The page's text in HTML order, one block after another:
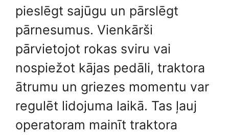
pieslēgt sajūgu un pārslēgt
pārnesumus. Vienkārši
pārvietojot rokas sviru vai
nospiežot kājas pedāli, traktora
ātrumu un griezes momentu var
regulēt lidojuma laikā. Tas ļauj
operatoram mainīt traktora